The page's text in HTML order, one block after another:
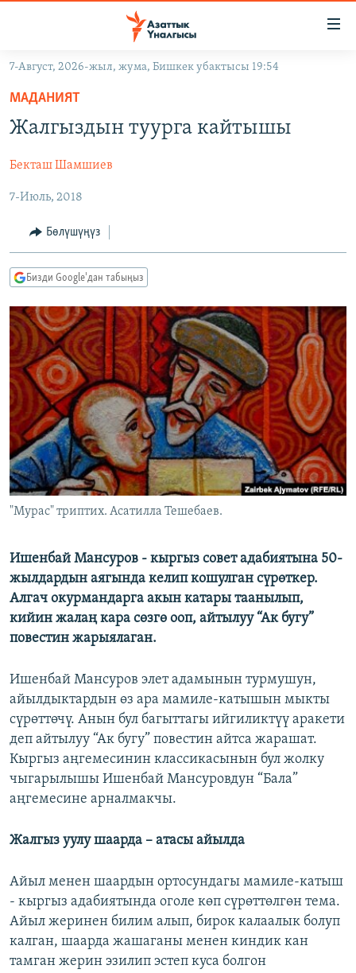
Навигацияга
өтүңүз
Издөөгө
салыңыз
САЯСАТ
ЭКОНОМИКА
МАДАНИЯТ
ДҮЙНӨ
БОРБОР АЗИЯ
УКРАИНА
АТАЙЫН ИЛИКТӨӨ
ТВ ПРОГРАММАЛАР
БҮГҮН АЗАТТЫКТА
ЭКСПЕРТТЕР ТАЛДАЙТ
БИЗ ЖАНА ДҮЙНӨ
ДАНИСТЕ
ЭЖЕ-СИҢДИЛЕР
АЗАТТЫК+
ЫҢГАЙСЫЗ СУРООЛОР
ПОДКАСТ
ӨЗГӨЧӨ ПИКИР
Русский
ОНЛАЙН ШЕРИНЕ
ЭЕ/АРнун бардык сайттары
7-Август, 2026-жыл, жума, Бишкек убактысы 19:54
МАДАНИЯТ
Жалгыздын туурга кайтышы
Бекташ Шамшиев
7-Июль, 2018
Бөлүшүңүз
Бизди Google'дан табыңыз
"Мурас" триптих. Асатилла Тешебаев.
Ишенбай Мансуров - кыргыз совет адабиятына 50-
жылдардын аягында келип кошулган сүрөткер.
Алгач окурмандарга акын катары таанылып,
кийин жалаң кара сөзгө ооп, айтылуу “Ак бугу”
повестин жарыялаган.
Ишенбай Мансуров элет адамынын турмушун,
айылдыктардын өз ара мамиле-катышын мыкты
сүрөттөчү. Анын бул багыттагы ийгиликтүү аракети
деп айтылуу “Ак бугу” повестин айтса жарашат.
Кыргыз аңгемесинин классикасынын бул жолку
чыгарылышы Ишенбай Мансуровдун “Бала”
аңгемесине арналмакчы.
Жалгыз уулу шаарда – атасы айылда
Айыл менен шаардын ортосундагы мамиле-катыш
- кыргыз адабиятында оголе көп сүрөттөлгөн тема.
Айыл жеринен билим алып, бирок калаалык болуп
калган, шаарда жашаганы менен киндик кан
тамган жерин эзилип эстеп куса болгон